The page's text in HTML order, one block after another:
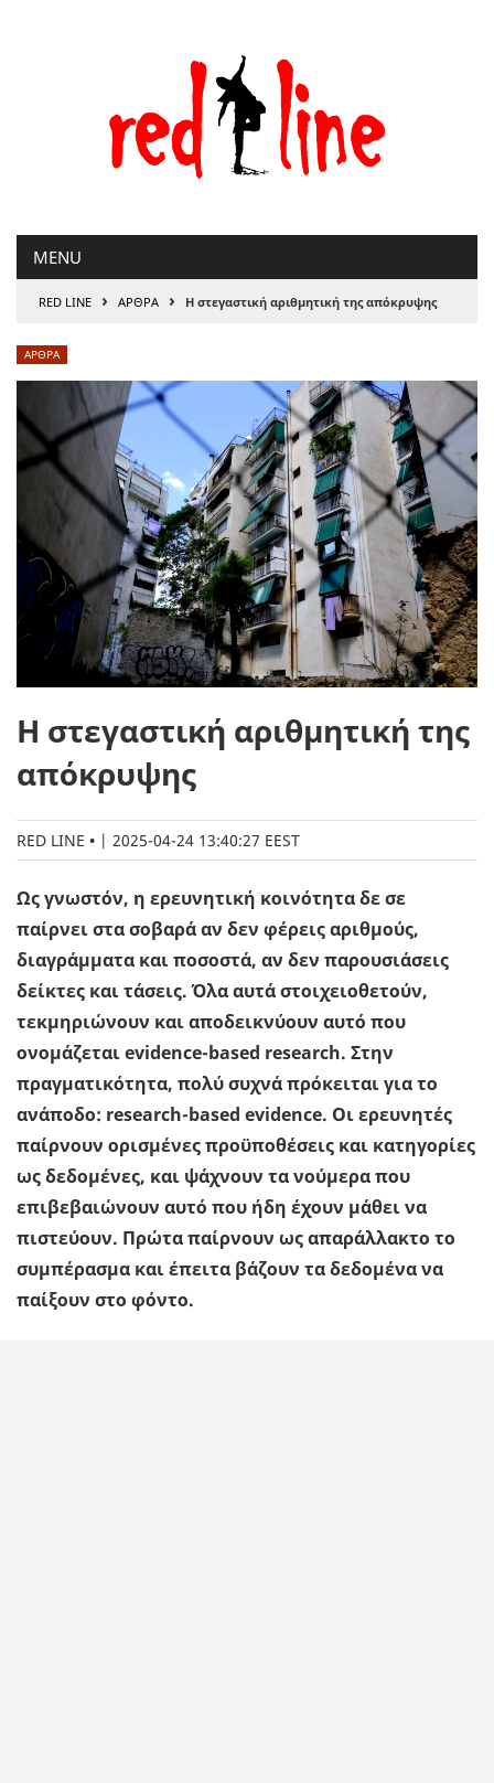
MENU
RED LINE › ΑΡΘΡΑ › Η στεγαστική αριθμητική της απόκρυψης
ΑΡΘΡΑ
Η στεγαστική αριθμητική της
απόκρυψης
RED LINE | 2025-04-24 13:40:27 EEST
Ως γνωστόν, η ερευνητική κοινότητα δε σε
παίρνει στα σοβαρά αν δεν φέρεις αριθμούς,
διαγράμματα και ποσοστά, αν δεν παρουσιάσεις
δείκτες και τάσεις. Όλα αυτά στοιχειοθετούν,
τεκμηριώνουν και αποδεικνύουν αυτό που
ονομάζεται evidence-based research. Στην
πραγματικότητα, πολύ συχνά πρόκειται για το
ανάποδο: research-based evidence. Οι ερευνητές
παίρνουν ορισμένες προϋποθέσεις και κατηγορίες
ως δεδομένες, και ψάχνουν τα νούμερα που
επιβεβαιώνουν αυτό που ήδη έχουν μάθει να
πιστεύουν. Πρώτα παίρνουν ως απαράλλακτο το
συμπέρασμα και έπειτα βάζουν τα δεδομένα να
παίξουν στο φόντο.